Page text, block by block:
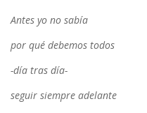
Antes yo no sabía
por qué debemos todos
-día tras día-
seguir siempre adelante